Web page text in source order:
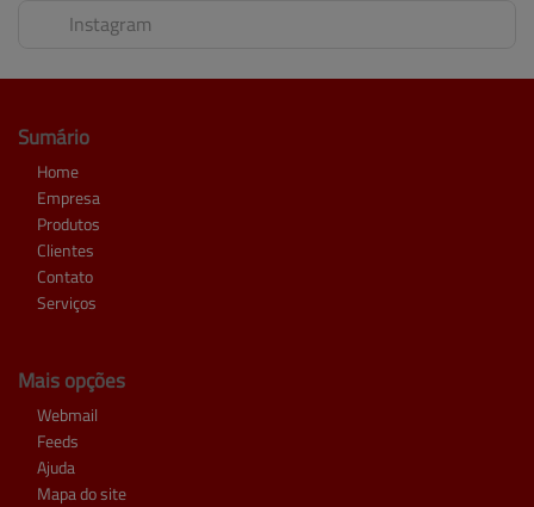
Instagram
Sumário
Home
Empresa
Produtos
Clientes
Contato
Serviços
Mais opções
Webmail
Feeds
Ajuda
Mapa do site